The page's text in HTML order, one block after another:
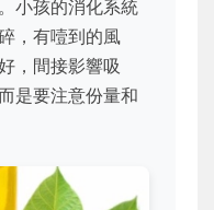
小孩的消化系統
，有噎到的風
，間接影響吸
是要注意份量和